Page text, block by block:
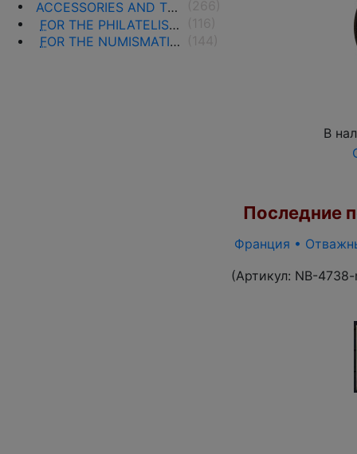
ACCESSORIES AND THE LITERATURE
FOR THE PHILATELISTS
FOR THE NUMISMATISTS
В
Последние
Франция •
(Артикул: NB-4738-